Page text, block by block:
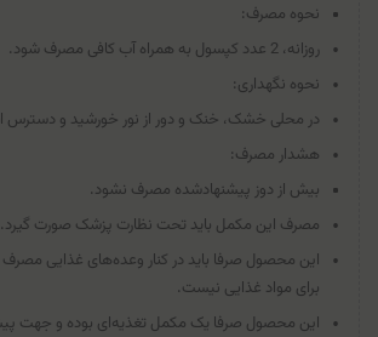
نحوه مصرف:
روزانه، 2 عدد کپسول به همراه آب کافی مصرف شود.
نحوه نگهداری:
در محلی خشک، خنک و دور از نور خورشید و دسترس
هشدار مصرف:
بیش از دوز پیشنهادشده مصرف نشود.
مصرف این مکمل باید تحت نظارت پزشک صورت گیرد.
این محصول صرفا باید در کنار وعده‌های غذایی مصرف
برای مواد غذایی نیست.
این محصول صرفا یک مکمل تغذیه‌ای بوده و جهت